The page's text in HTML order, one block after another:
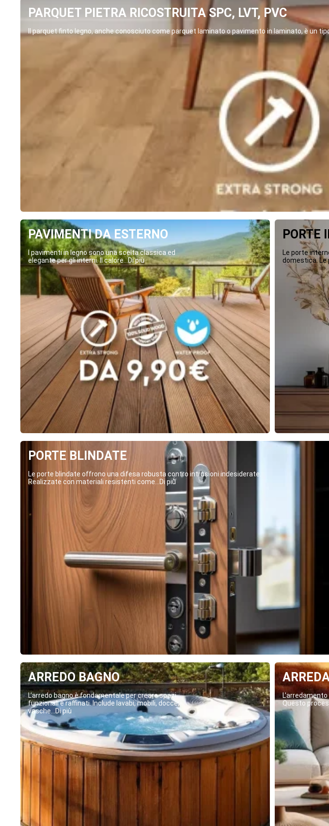
PARQUET PIETRA RICOSTRUITA SPC, LVT, PVC
Il parquet finto legno, anche conosciuto come parquet laminato o pavimento in laminato, è un
PAVIMENTI DA ESTERNO
I pavimenti in legno sono una scelta classica ed
elegante per gli interni. Il calore...Di più
PORTE
Le porte
domestica. Le
PORTE BLINDATE
Le porte blindate offrono una difesa robusta contro intrusioni indesiderate.
Realizzate con materiali resistenti come...Di più
ARREDO BAGNO
L’arredo bagno è fondamentale per creare spazi
funzionali e raffinati. Include lavabi, mobili, docce,
vasche...Di più
Questo